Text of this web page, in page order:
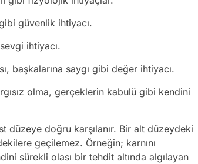
güvenlik ihtiyacı.
ihtiyacı.
başkalarına saygı gibi değer ihtiyacı.
olma, gerçeklerin kabulü gibi kendini
doğru karşılanır. Bir alt düzeydeki
geçilemez. Örneğin; karnını
sürekli olası bir tehdit altında algılayan